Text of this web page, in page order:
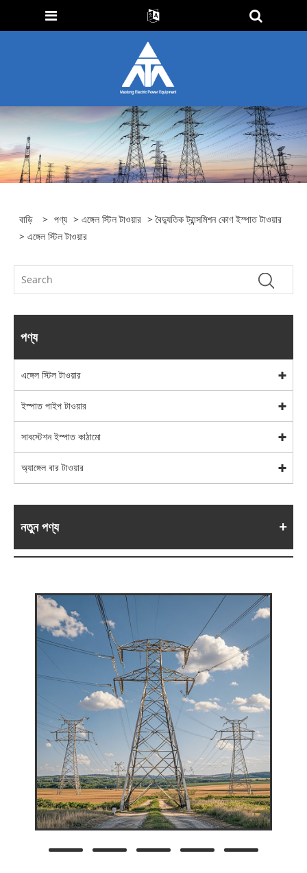
বাড়ি > পণ্য >এঙ্গেল স্টিল টাওয়ার >বৈদ্যুতিক ট্রান্সমিশন কোণ ইস্পাত টাওয়ার
> এঙ্গেল স্টিল টাওয়ার
পণ্য
এঙ্গেল স্টিল টাওয়ার
ইস্পাত পাইপ টাওয়ার
সাবস্টেশন ইস্পাত কাঠামো
অ্যাঙ্গেল বার টাওয়ার
নতুন পণ্য